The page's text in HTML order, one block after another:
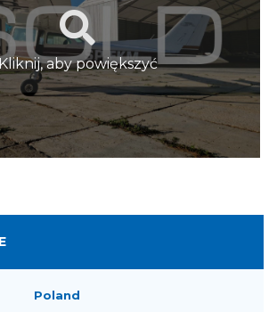
aby powiększyć
Poland